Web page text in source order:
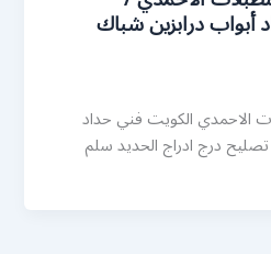
حداد أبواب درابزين شباك
الاحمدي الكويت فني حداد
درج ادراج الحديد سلم